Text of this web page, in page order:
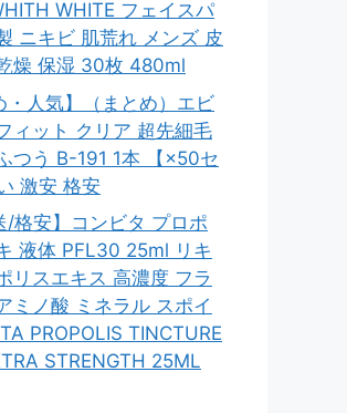
WHITE フェイスパ
ニキビ 肌荒れ メンズ 皮
燥 保湿 30枚 480ml
・人気】（まとめ）エビ
ィット クリア 超先細毛
つう B-191 1本 【×50セ
激安 格安
/格安】コンビタ プロポ
液体 PFL30 25ml リキ
リスエキス 高濃度 フラ
ミノ酸 ミネラル スポイ
PROPOLIS TINCTURE
STRENGTH 25ML